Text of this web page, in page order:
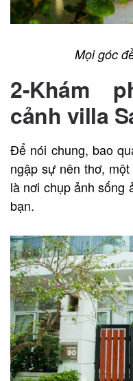
Mọi góc
2-Khám
cảnh villa
Để nói chung, bao
ngập sự nên thơ,
là nơi chụp ảnh sống
bạn.